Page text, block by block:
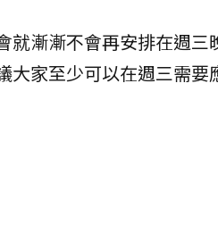
漸漸不會再安排在週三
家至少可以在週三需要